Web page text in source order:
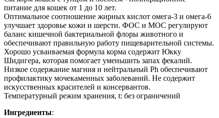
питание для кошек от 1 до 10 лет.
Оптимальное соотношение жирных кислот омега-3 и омега-6
улучшает здоровье кожи и шерсти. ФОС и МОС регулируют
баланс кишечной бактериальной флоры животного и
обеспечивают правильную работу пищеварительной системы.
Хорошо усваиваемая формула корма содержит Юкку
Шидигера, которая помогает уменьшить запах фекалий.
Низкое содержание магния и нейтральный Ph обеспечивают
профилактику мочекаменных заболеваний. Не содержит
искусственных красителей и консервантов.
Температурный режим хранения, t: без ограничений
Ингредиенты: